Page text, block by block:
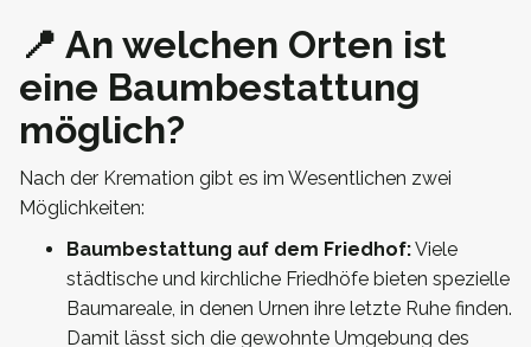
📍 An welchen Orten ist
eine Baumbestattung
möglich?
Nach der Kremation gibt es im Wesentlichen zwei
Möglichkeiten:
Baumbestattung auf dem Friedhof:Viele
städtische und kirchliche Friedhöfe bieten spezielle
Baumareale, in denen Urnen ihre letzte Ruhe finden.
Damit lässt sich die gewohnte Umgebung des